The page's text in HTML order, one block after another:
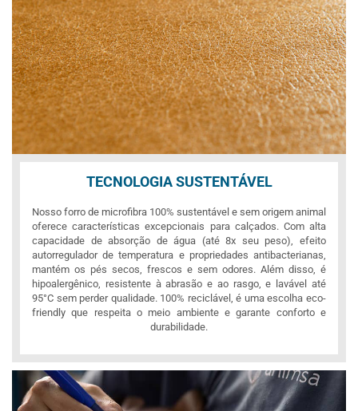
TECNOLOGIA SUSTENTÁVEL
Nosso forro de microfibra 100% sustentável e sem origem animal
oferece características excepcionais para calçados. Com alta
capacidade de absorção de água (até 8x seu peso), efeito
autorregulador de temperatura e propriedades antibacterianas,
mantém os pés secos, frescos e sem odores. Além disso, é
hipoalergênico, resistente à abrasão e ao rasgo, e lavável até
95°C sem perder qualidade. 100% reciclável, é uma escolha eco-
friendly que respeita o meio ambiente e garante conforto e
durabilidade.